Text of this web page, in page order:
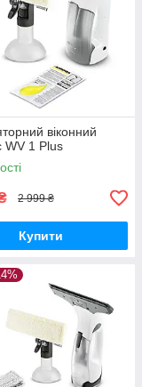
віконний
WV 1 Plus
2 999 ₴
Купити